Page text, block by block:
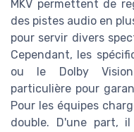
MKV permettent de
des pistes audio en
pour servir divers
Cependant, les
ou le Dolby
particulière pour
Pour les équipes
double. D'une part,